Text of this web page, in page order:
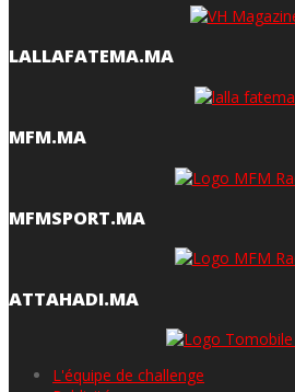
LALLAFATEMA.MA
MFM.MA
MFMSPORT.MA
ATTAHADI.MA
L'équipe de challenge